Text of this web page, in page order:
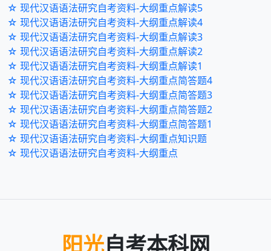
☆ 现代汉语语法研究自考资料-大纲重点解读5
☆ 现代汉语语法研究自考资料-大纲重点解读4
☆ 现代汉语语法研究自考资料-大纲重点解读3
☆ 现代汉语语法研究自考资料-大纲重点解读2
☆ 现代汉语语法研究自考资料-大纲重点解读1
☆ 现代汉语语法研究自考资料-大纲重点简答题4
☆ 现代汉语语法研究自考资料-大纲重点简答题3
☆ 现代汉语语法研究自考资料-大纲重点简答题2
☆ 现代汉语语法研究自考资料-大纲重点简答题1
☆ 现代汉语语法研究自考资料-大纲重点知识题
☆ 现代汉语语法研究自考资料-大纲重点
阳光自考本科网